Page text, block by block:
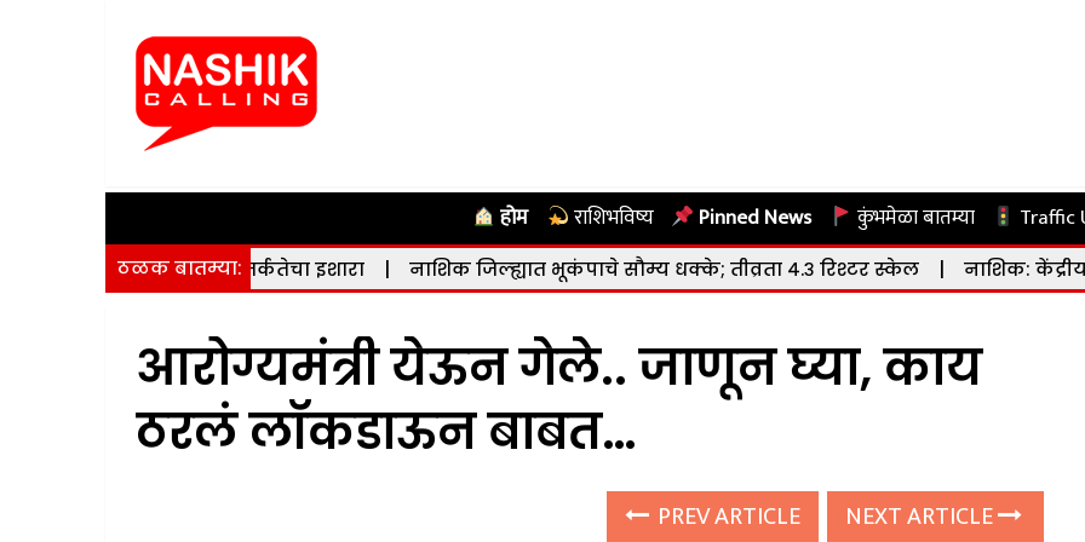
होम राशिभविष्य Pinned News कुंभमेळा बातम्या Traffic
ठळक बातम्या:
दिला सतर्कतेचा इशारा नाशिक जिल्ह्यात भूकंपाचे सौम्य धक्के; तीव्रता ४.३ रिश्टर स्केल | नाशिक: केंद्रीय संस्कृत
आरोग्यमंत्री येऊन गेले.. जाणून घ्या, काय
ठरलं लॉकडाऊन बाबत…
PREV ARTICLE NEXT ARTICLE